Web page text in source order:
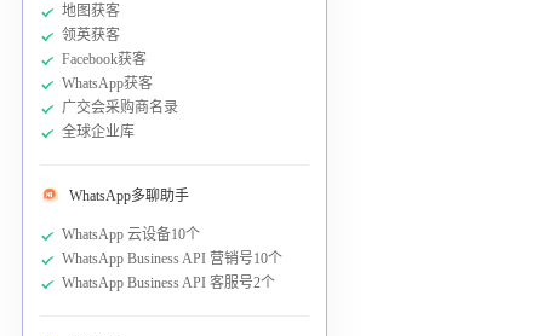
地图获客
领英获客
Facebook获客
WhatsApp获客
广交会采购商名录
全球企业库
WhatsApp多聊助手
WhatsApp 云设备10个
WhatsApp Business API 营销号10个
WhatsApp Business API 客服号2个